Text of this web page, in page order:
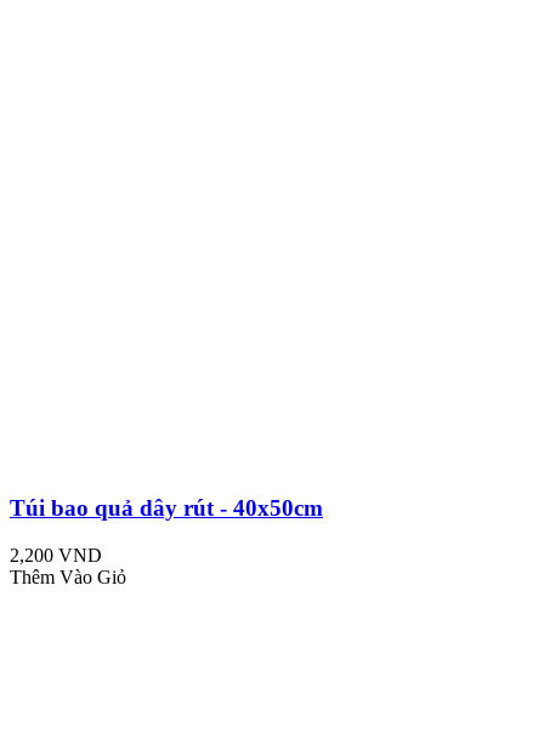
Túi bao quả dây rút - 40x50cm
2,200 VND
Thêm Vào Giỏ